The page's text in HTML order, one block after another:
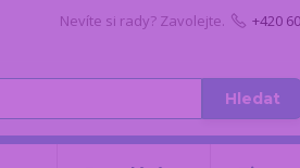
Hledat
Nevíte si rady? Zavolejte. +420